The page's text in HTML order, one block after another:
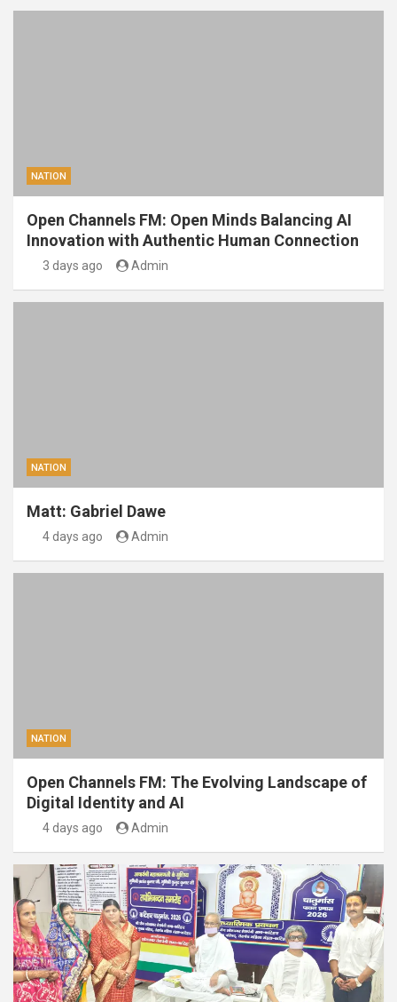
NATION
Open Channels FM: Open Minds Balancing AI
Innovation with Authentic Human Connection
3 days ago Admin
NATION
Matt: Gabriel Dawe
4 days ago Admin
NATION
Open Channels FM: The Evolving Landscape of
Digital Identity and AI
4 days ago Admin